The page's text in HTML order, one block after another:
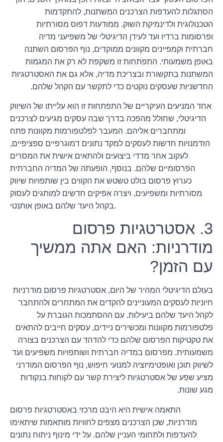
הסתגלות להעדפות הצרכנים המשתנות, להתקדמות
הטכנולוגית ולדינמיקת השוק. ממודעות דפוס מסורתיות
ופרסומות ברדיו ועד לעידן הדיגיטלי של משפיעני מדיה
חברתית וקמפיינים מקוונים ממוקדים, נוף הפרסום השתנה
באופן משמעותי. התפתחות זו משקפת לא רק את המגמות
המשתנות בתקשורת ובצריכת מדיה, אלא גם את האסטרטגיות
החדשניות שעסקים נוקטים כדי לתקשר עם הקהל שלהם.
אחד המניעים העיקריים של התפתחות זו הוא עלייתו של השיווק
הדיגיטלי, שחולל מהפכה בדרך שבה עסקים מגיעים לצרכנים
ומתחברים אליהם. המעבר לפלטפורמות מקוונות פתח
הזדמנויות חדשות לעסקים למקד נתונים דמוגרפיים ספציפיים,
לעקוב אחר מדדי ביצועים ולהתאים אישית את המסרים
הפרסומיים שלהם. בנוסף, הופעתה של המדיה החברתית
כערוץ פרסום בולט טשטש את הקווים בין שותפויות שיווק
מסורתיות ומשפיעים, ויצרה אפיקים חדשים למותגים לעסוק
בקהל היעד שלהם באופן אותנטי.
3. אסטרטגיות פרסום
מודרניות: האם אתה ממשיך
עם הזמן?
בעולם הדיגיטלי המהיר של היום, אסטרטגיות פרסום מודרניות
חיוניות לעסקים המעוניינים להקדים את המתחרים ולהתחבר
לקהל היעד שלהם ביעילות. עם ההסתמכות הגוברת על
פלטפורמות מקוונות ומכשירים ניידים, עסקים חייבים להתאים
את טקטיקות הפרסום שלהם כדי להדהד עם הצרכנים בצורה
משמעותית. מפרסום במדיה חברתית ושותפויות משפיעים ועד
לשיווק תוכן ואופטימיזציה למנועי חיפוש, נוף הפרסום המודרני
מציע שפע של אסטרטגיות ליצירת קשר עם לקוחות בנקודות
מגע שונות.
התאמה אישית היא היבט מרכזי באסטרטגיות פרסום
מודרניות, שכן הצרכנים מצפים לחוויות מותאמות שיתאימו
להעדפות ולתחומי העניין שלהם. על ידי מינוף ניתוח נתונים